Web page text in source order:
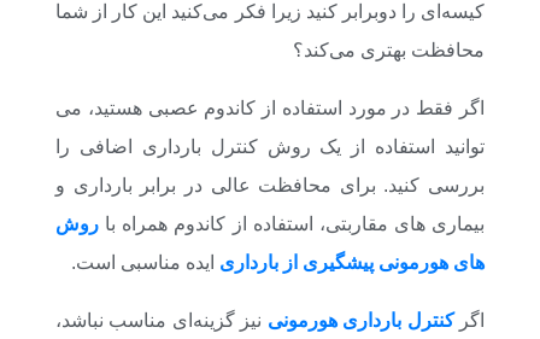
کیسه‌ای را دوبرابر کنید زیرا فکر می‌کنید این کار از شما
محافظت بهتری می‌کند؟
اگر فقط در مورد استفاده از کاندوم عصبی هستید، می
توانید استفاده از یک روش کنترل بارداری اضافی را
بررسی کنید. برای محافظت عالی در برابر بارداری و
بیماری های مقاربتی، استفاده از کاندوم همراه با روش
های هورمونی پیشگیری از بارداری ایده مناسبی است.
اگرکنترل بارداری هورمونی نیز گزینه‌ای مناسب نباشد،